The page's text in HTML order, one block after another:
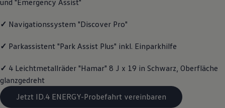
Motorenöl und Flüssigkeiten
Pannen- und Unfallhilfe
Volkswagen Teile
Schutz und Pflege
Entertainment und Elektronik
Individualisieren
✓ Navigationssystem "Discover Pro"
✓ Parkassistent "Park Assist Plus" inkl. Einparkhilfe
✓ 4 Leichtmetallräder "Hamar" 8 J x 19 in Schwarz, Oberfläche
glanzgedreht
Jetzt ID.4 ENERGY-Probefahrt vereinbaren